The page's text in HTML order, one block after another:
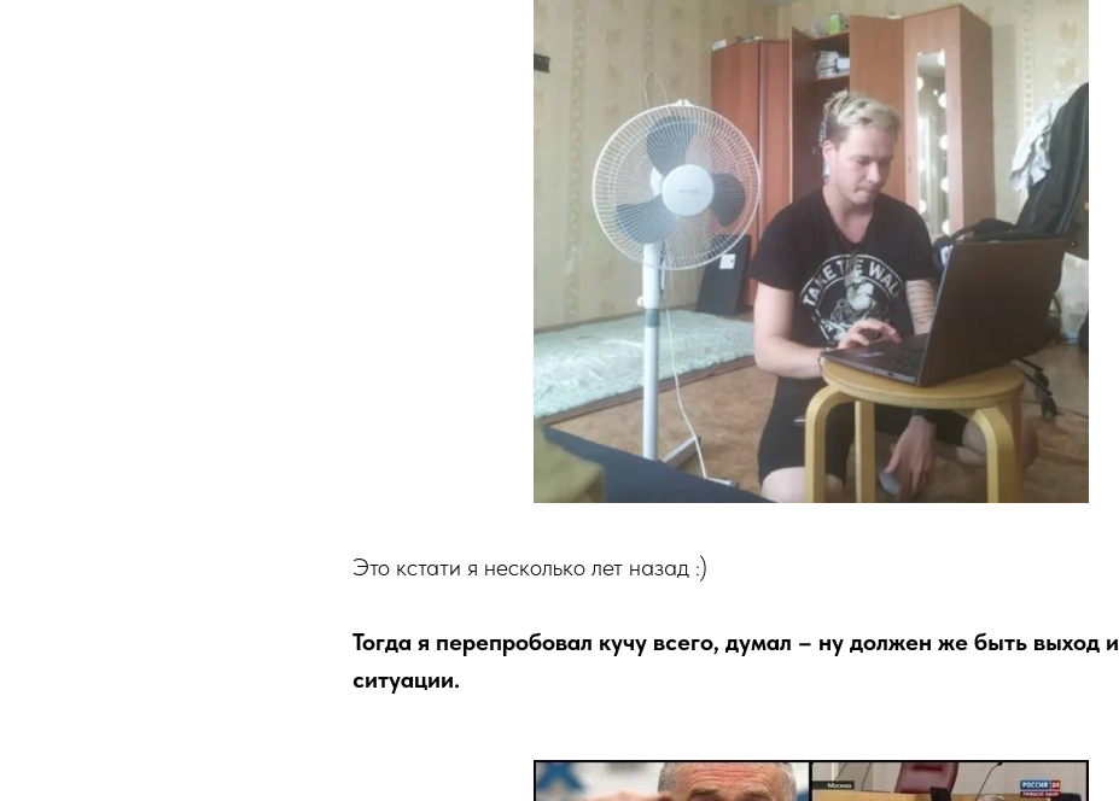
Это кстати я несколько лет назад :)
Тогда я перепробовал кучу всего, думал – ну должен же быть выход
ситуации.